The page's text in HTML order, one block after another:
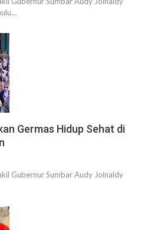
Germas Hidup Sehat di
Gubernur Sumbar Audy Joinaldy